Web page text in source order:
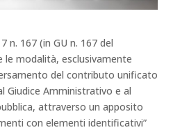
n. 167 (in GU n. 167 del
le modalità, esclusivamente
del contributo unificato
Giudice Amministrativo e al
attraverso un apposito
con elementi identificativi”